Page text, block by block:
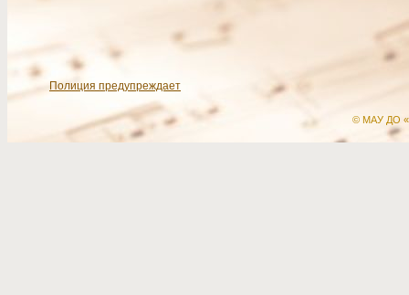
Полиция предупреждает
© МАУ ДО